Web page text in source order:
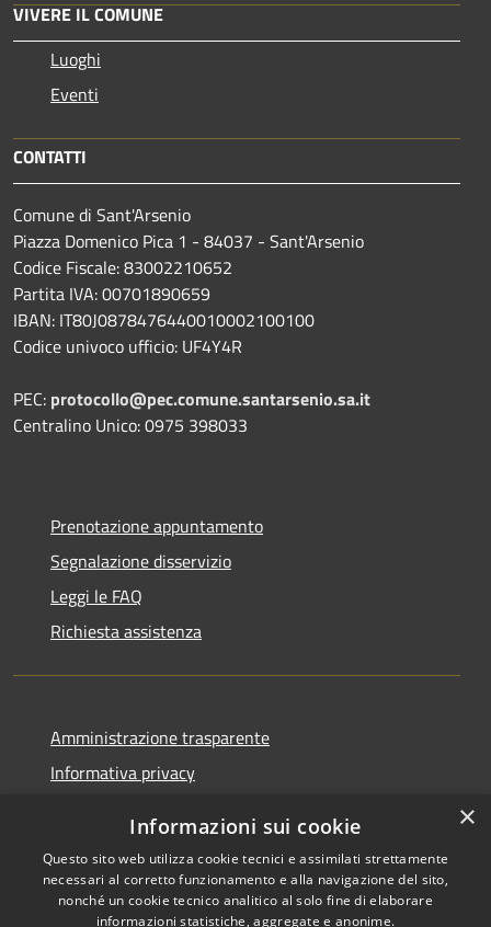
VIVERE IL COMUNE
Luoghi
Eventi
CONTATTI
Comune di Sant'Arsenio
Piazza Domenico Pica 1 - 84037 - Sant'Arsenio
Codice Fiscale: 83002210652
Partita IVA: 00701890659
IBAN: IT80J0878476440010002100100
Codice univoco ufficio: UF4Y4R
PEC: protocollo@pec.comune.santarsenio.sa.it
Centralino Unico: 0975 398033
Prenotazione appuntamento
Segnalazione disservizio
Leggi le FAQ
Richiesta assistenza
Amministrazione trasparente
Informativa privacy
Dichiarazione di accessibilità
×
Informazioni sui cookie
Questo sito web utilizza cookie tecnici e assimilati strettamente
necessari al corretto funzionamento e alla navigazione del sito,
nonché un cookie tecnico analitico al solo fine di elaborare
informazioni statistiche, aggregate e anonime.